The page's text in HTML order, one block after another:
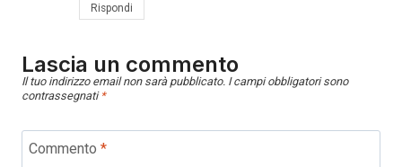
Rispondi
Lascia un commento
Il tuo indirizzo email non sarà pubblicato. I campi obbligatori sono
contrassegnati *
Commento *